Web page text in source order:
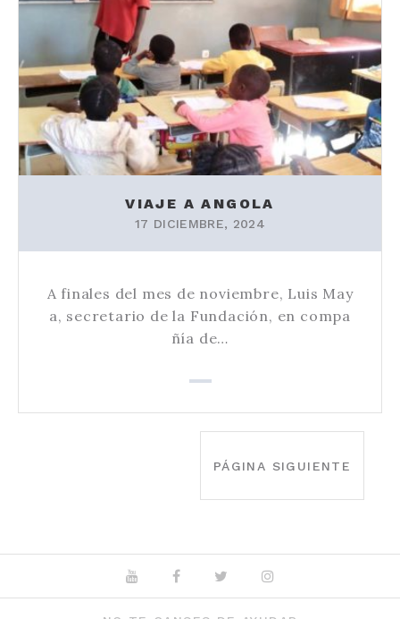
VIAJE A ANGOLA
17 DICIEMBRE, 2024
A finales del mes de noviembre, Luis May
a, secretario de la Fundación, en compa
ñía de…
PÁGINA SIGUIENTE
YoutubeFacebookTwitter